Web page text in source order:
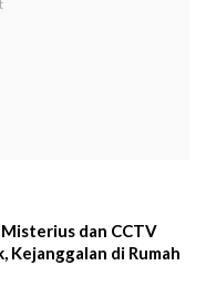
dan CCTV
Kejanggalan di Rumah